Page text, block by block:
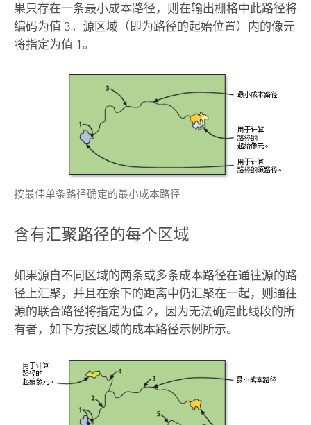
果只存在一条最小成本路径，则在输出栅格中此路径将
编码为值 3。源区域（即为路径的起始位置）内的像元
将指定为值 1。
按最佳单条路径确定的最小成本路径
含有汇聚路径的每个区域
如果源自不同区域的两条或多条成本路径在通往源的路
径上汇聚，并且在余下的距离中仍汇聚在一起，则通往
源的联合路径将指定为值 2，因为无法确定此线段的所
有者，如下方按区域的成本路径示例所示。